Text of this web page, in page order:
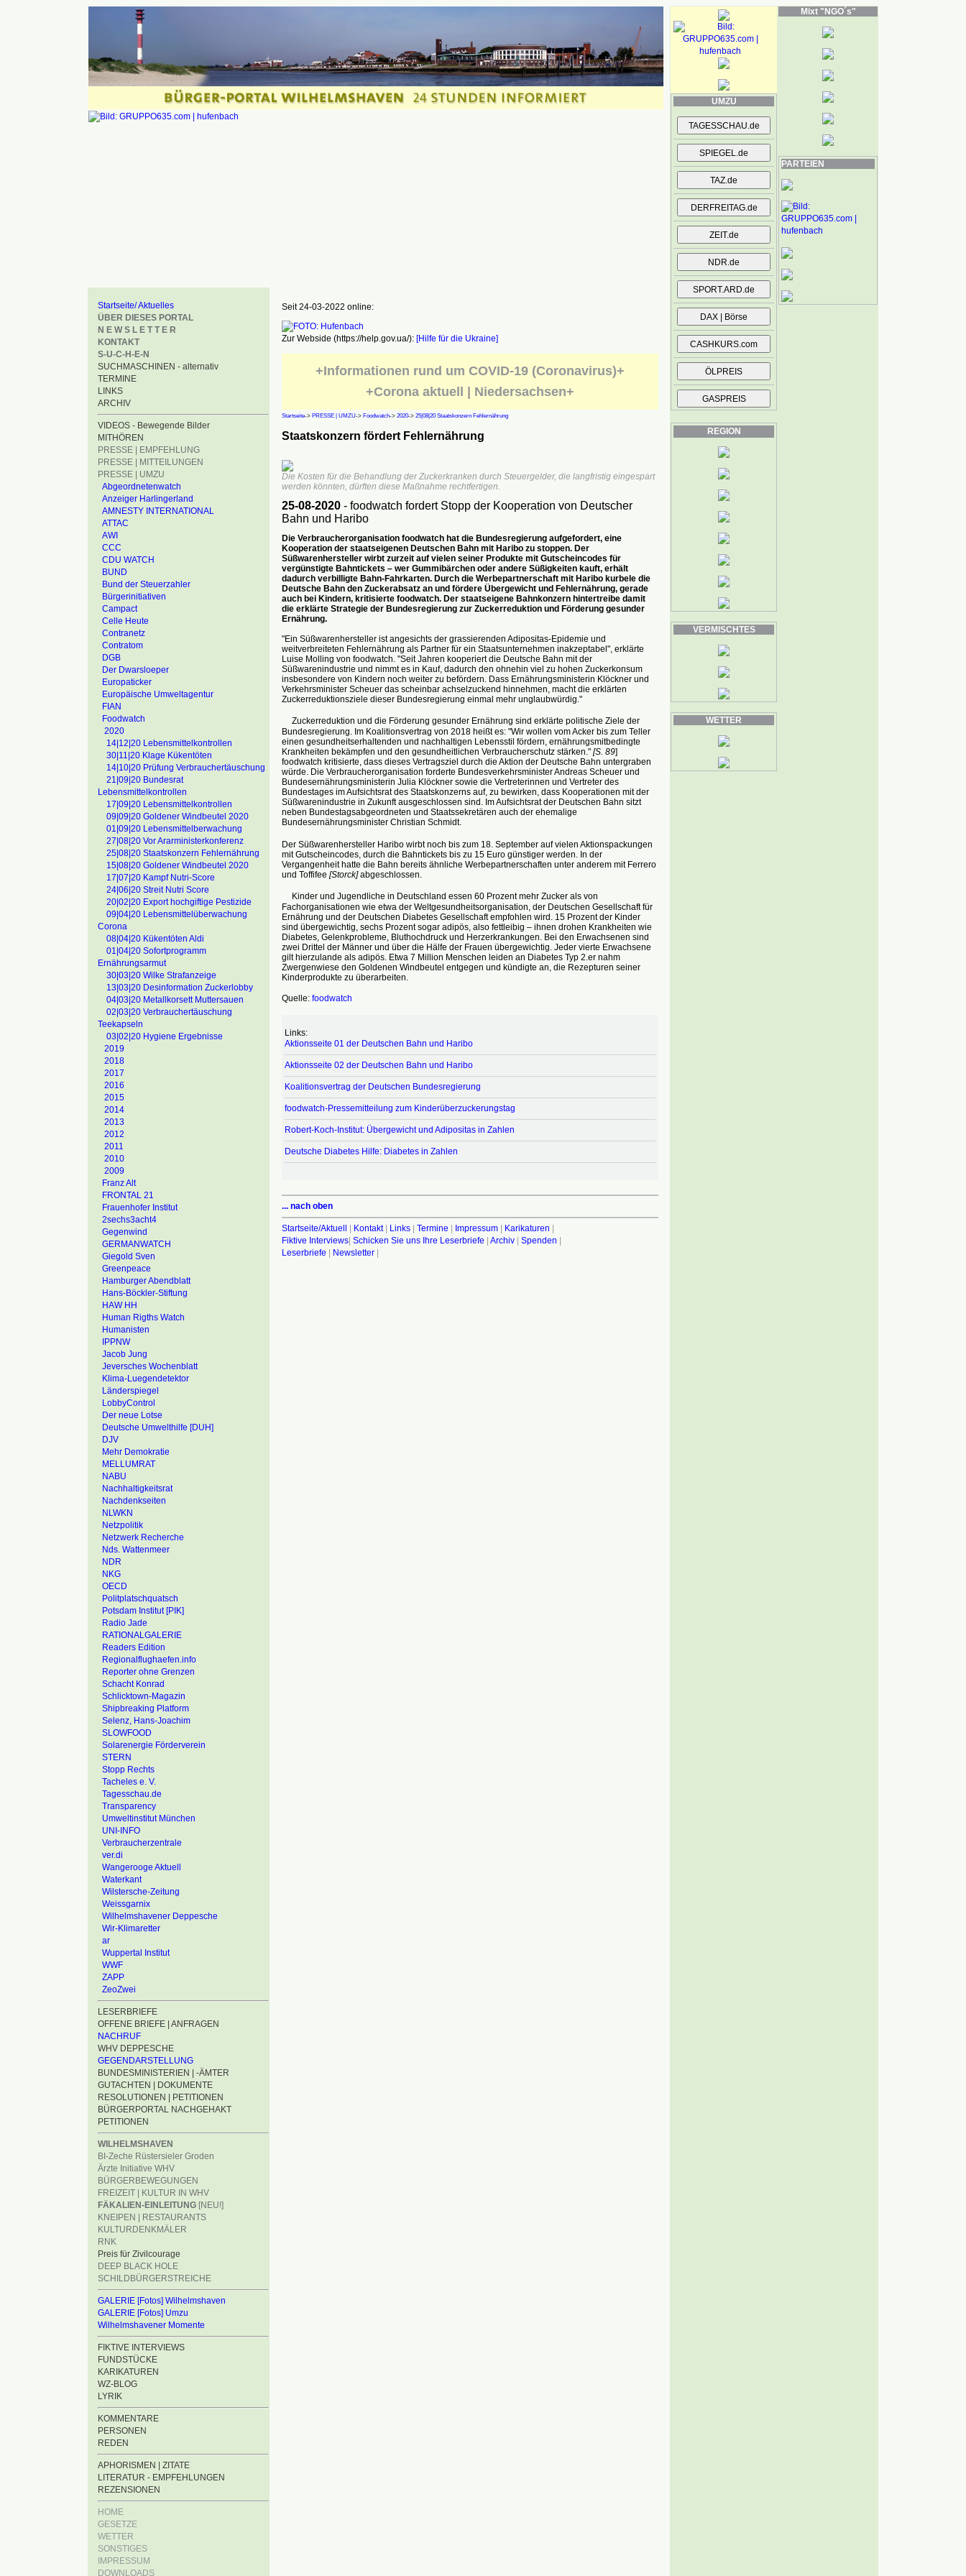
UMZU
REGION
VERMISCHTES
WETTER
Mixt "NGO´s"
PARTEIEN
Startseite/ Aktuelles
ÜBER DIESES PORTAL
N E W S L E T T E R
KONTAKT
S-U-C-H-E-N
SUCHMASCHINEN - alternativ
TERMINE
LINKS
ARCHIV
VIDEOS - Bewegende Bilder
MITHÖREN
PRESSE | EMPFEHLUNG
PRESSE | MITTEILUNGEN
PRESSE | UMZU
Abgeordnetenwatch
Anzeiger Harlingerland
AMNESTY INTERNATIONAL
ATTAC
AWI
CCC
CDU WATCH
BUND
Bund der Steuerzahler
Bürgerinitiativen
Campact
Celle Heute
Contranetz
Contratom
DGB
Der Dwarsloeper
Europaticker
Europäische Umweltagentur
FIAN
Foodwatch
2020
14|12|20 Lebensmittelkontrollen
30|11|20 Klage Kükentöten
14|10|20 Prüfung Verbrauchertäuschung
21|09|20 Bundesrat
Lebensmittelkontrollen
17|09|20 Lebensmittelkontrollen
09|09|20 Goldener Windbeutel 2020
01|09|20 Lebensmittelberwachung
27|08|20 Vor Ararministerkonferenz
25|08|20 Staatskonzern Fehlernährung
15|08|20 Goldener Windbeutel 2020
17|07|20 Kampf Nutri-Score
24|06|20 Streit Nutri Score
20|02|20 Export hochgiftige Pestizide
09|04|20 Lebensmittelüberwachung
Corona
08|04|20 Kükentöten Aldi
01|04|20 Sofortprogramm
Ernährungsarmut
30|03|20 Wilke Strafanzeige
13|03|20 Desinformation Zuckerlobby
04|03|20 Metallkorsett Muttersauen
02|03|20 Verbrauchertäuschung
Teekapseln
03|02|20 Hygiene Ergebnisse
2019
2018
2017
2016
2015
2014
2013
2012
2011
2010
2009
Franz Alt
FRONTAL 21
Frauenhofer Institut
2sechs3acht4
Gegenwind
GERMANWATCH
Giegold Sven
Greenpeace
Hamburger Abendblatt
Hans-Böckler-Stiftung
HAW HH
Human Rigths Watch
Humanisten
IPPNW
Jacob Jung
Jeversches Wochenblatt
Klima-Luegendetektor
Länderspiegel
LobbyControl
Der neue Lotse
Deutsche Umwelthilfe [DUH]
DJV
Mehr Demokratie
MELLUMRAT
NABU
Nachhaltigkeitsrat
Nachdenkseiten
NLWKN
Netzpolitik
Netzwerk Recherche
Nds. Wattenmeer
NDR
NKG
OECD
Politplatschquatsch
Potsdam Institut [PIK]
Radio Jade
RATIONALGALERIE
Readers Edition
Regionalflughaefen.info
Reporter ohne Grenzen
Schacht Konrad
Schlicktown-Magazin
Shipbreaking Platform
Selenz, Hans-Joachim
SLOWFOOD
Solarenergie Förderverein
STERN
Stopp Rechts
Tacheles e. V.
Tagesschau.de
Transparency
Umweltinstitut München
UNI-INFO
Verbraucherzentrale
ver.di
Wangerooge Aktuell
Waterkant
Wilstersche-Zeitung
Weissgarnix
Wilhelmshavener Deppesche
Wir-Klimaretter
ar
Wuppertal Institut
WWF
ZAPP
ZeoZwei
LESERBRIEFE
OFFENE BRIEFE | ANFRAGEN
NACHRUF
WHV DEPPESCHE
GEGENDARSTELLUNG
BUNDESMINISTERIEN | -ÄMTER
GUTACHTEN | DOKUMENTE
RESOLUTIONEN | PETITIONEN
BÜRGERPORTAL NACHGEHAKT
PETITIONEN
WILHELMSHAVEN
BI-Zeche Rüstersieler Groden
Ärzte Initiative WHV
BÜRGERBEWEGUNGEN
FREIZEIT | KULTUR IN WHV
FÄKALIEN-EINLEITUNG [NEU!]
KNEIPEN | RESTAURANTS
KULTURDENKMÄLER
RNK
Preis für Zivilcourage
DEEP BLACK HOLE
SCHILDBÜRGERSTREICHE
GALERIE [Fotos] Wilhelmshaven
GALERIE [Fotos] Umzu
Wilhelmshavener Momente
FIKTIVE INTERVIEWS
FUNDSTÜCKE
KARIKATUREN
WZ-BLOG
LYRIK
KOMMENTARE
PERSONEN
REDEN
APHORISMEN | ZITATE
LITERATUR - EMPFEHLUNGEN
REZENSIONEN
HOME
GESETZE
WETTER
SONSTIGES
IMPRESSUM
DOWNLOADS
Seit 24-03-2022 online:
Zur Webside (https://help.gov.ua/): [Hilfe für die Ukraine]
+Informationen rund um COVID-19 (Coronavirus)+
+Corona aktuell | Niedersachsen+
Startseite-> PRESSE | UMZU-> Foodwatch-> 2020-> 25|08|20 Staatskonzern Fehlernährung
Staatskonzern fördert Fehlernährung
Die Kosten für die Behandlung der Zuckerkranken durch Steuergelder, die langfristig eingespart
werden könnten, dürften diese Maßnahme rechtfertigen.
25-08-2020- foodwatch fordert Stopp der Kooperation von Deutscher
Bahn und Haribo
Die Verbraucherorganisation foodwatch hat die Bundesregierung aufgefordert, eine
Kooperation der staatseigenen Deutschen Bahn mit Haribo zu stoppen. Der
Süßwarenhersteller wirbt zurzeit auf vielen seiner Produkte mit Gutscheincodes für
vergünstigte Bahntickets – wer Gummibärchen oder andere Süßigkeiten kauft, erhält
dadurch verbilligte Bahn-Fahrkarten. Durch die Werbepartnerschaft mit Haribo kurbele die
Deutsche Bahn den Zuckerabsatz an und fördere Übergewicht und Fehlernährung, gerade
auch bei Kindern, kritisierte foodwatch. Der staatseigene Bahnkonzern hintertreibe damit
die erklärte Strategie der Bundesregierung zur Zuckerreduktion und Förderung gesunder
Ernährung.
"Ein Süßwarenhersteller ist angesichts der grassierenden Adipositas-Epidemie und
weitverbreiteten Fehlernährung als Partner für ein Staatsunternehmen inakzeptabel", erklärte
Luise Molling von foodwatch. "Seit Jahren kooperiert die Deutsche Bahn mit der
Süßwarenindustrie und nimmt es in Kauf, dadurch den ohnehin viel zu hohen Zuckerkonsum
insbesondere von Kindern noch weiter zu befördern. Dass Ernährungsministerin Klöckner und
Verkehrsminister Scheuer das scheinbar achselzuckend hinnehmen, macht die erklärten
Zuckerreduktionsziele dieser Bundesregierung einmal mehr unglaubwürdig."
Zuckerreduktion und die Förderung gesunder Ernährung sind erklärte politische Ziele der
Bundesregierung. Im Koalitionsvertrag von 2018 heißt es: "Wir wollen vom Acker bis zum Teller
einen gesundheitserhaltenden und nachhaltigen Lebensstil fördern, ernährungsmitbedingte
Krankheiten bekämpfen und den gesundheitlichen Verbraucherschutz stärken."[S. 89]
foodwatch kritisierte, dass dieses Vertragsziel durch die Aktion der Deutsche Bahn untergraben
würde. Die Verbraucherorganisation forderte Bundesverkehrsminister Andreas Scheuer und
Bundesernährungsministerin Julia Klöckner sowie die Vertreterinnen und Vertreter des
Bundestages im Aufsichtsrat des Staatskonzerns auf, zu bewirken, dass Kooperationen mit der
Süßwarenindustrie in Zukunft ausgeschlossen sind. Im Aufsichtsrat der Deutschen Bahn sitzt
neben Bundestagsabgeordneten und Staatssekretären auch der ehemalige
Bundesernährungsminister Christian Schmidt.
Der Süßwarenhersteller Haribo wirbt noch bis zum 18. September auf vielen Aktionspackungen
mit Gutscheincodes, durch die Bahntickets bis zu 15 Euro günstiger werden. In der
Vergangenheit hatte die Bahn bereits ähnliche Werbepartnerschaften unter anderem mit Ferrero
und Toffifee [Storck]abgeschlossen.
Kinder und Jugendliche in Deutschland essen 60 Prozent mehr Zucker als von
Fachorganisationen wie etwa der Weltgesundheitsorganisation, der Deutschen Gesellschaft für
Ernährung und der Deutschen Diabetes Gesellschaft empfohlen wird. 15 Prozent der Kinder
sind übergewichtig, sechs Prozent sogar adipös, also fettleibig – ihnen drohen Krankheiten wie
Diabetes, Gelenkprobleme, Bluthochdruck und Herzerkrankungen. Bei den Erwachsenen sind
zwei Drittel der Männer und über die Hälfe der Frauen übergewichtig. Jeder vierte Erwachsene
gilt hierzulande als adipös. Etwa 7 Million Menschen leiden an Diabetes Typ 2.er nahm
Zwergenwiese den Goldenen Windbeutel entgegen und kündigte an, die Rezepturen seiner
Kinderprodukte zu überarbeiten.
Quelle: foodwatch
Links:
Aktionsseite 01 der Deutschen Bahn und Haribo
Aktionsseite 02 der Deutschen Bahn und Haribo
Koalitionsvertrag der Deutschen Bundesregierung
foodwatch-Pressemitteilung zum Kinderüberzuckerungstag
Robert-Koch-Institut: Übergewicht und Adipositas in Zahlen
Deutsche Diabetes Hilfe: Diabetes in Zahlen
... nach oben
Startseite/Aktuell | Kontakt| Links| Termine | Impressum| Karikaturen |
Fiktive Interviews| Schicken Sie uns Ihre Leserbriefe | Archiv| Spenden |
Leserbriefe | Newsletter|